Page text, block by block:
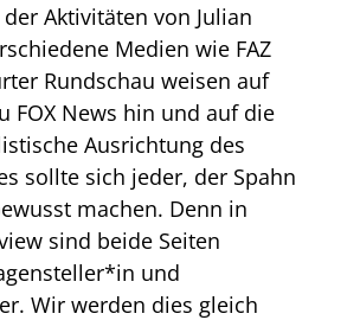
Aktivitäten von Julian
Medien wie FAZ
Rundschau weisen auf
FOX News hin und auf die
Ausrichtung des
sollte sich jeder, der Spahn
machen. Denn in
sind beide Seiten
und
Wir werden dies gleich